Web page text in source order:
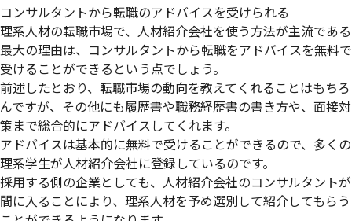
コンサルタントから転職のアドバイスを受けられる
理系人材の転職市場で、人材紹介会社を使う方法が主流である
最大の理由は、 コンサルタントから転職をアドバイスを無料で
受けることができるという点でしょう。
前述したとおり、転職市場の動向を教えてくれることはもちろ
んですが、その他にも履歴書や職務経歴書の書き方や、面接対
策まで総合的にアドバイスしてくれます。
アドバイスは基本的に無料で受けることができるので、多くの
理系学生が人材紹介会社に登録しているのです。
採用する側の企業としても、人材紹介会社のコンサルタントが
間に入ることにより、理系人材を予め選別して紹介してもらう